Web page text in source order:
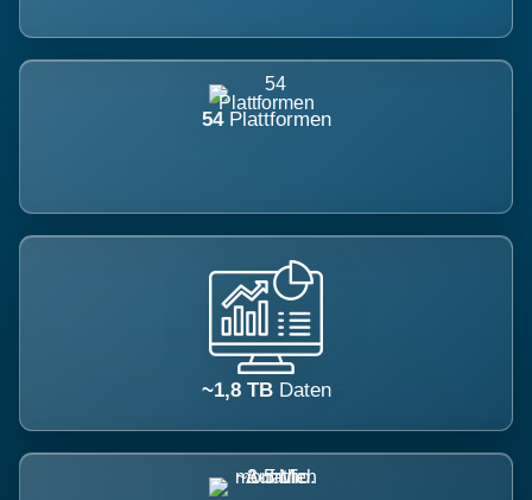
54 Plattformen
~1,8 TB Daten